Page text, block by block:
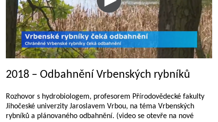
2018 – Odbahnění Vrbenských rybníků
Rozhovor s hydrobiologem, profesorem Přírodovědecké fakulty
Jihočeské univerzity Jaroslavem Vrbou, na téma Vrbenských
rybníků a plánovaného odbahnění. (video se otevře na nové